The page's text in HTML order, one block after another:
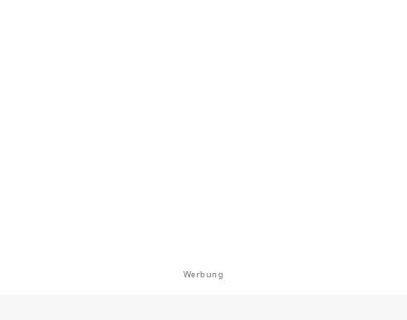
Werbung